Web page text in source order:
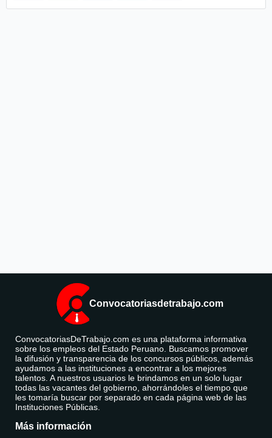
Convocatoriasdetrabajo.com
ConvocatoriasDeTrabajo.com es una plataforma informativa
sobre los empleos del Estado Peruano. Buscamos promover
la difusión y transparencia de los concursos públicos, además
ayudamos a las instituciones a encontrar a los mejores
talentos. A nuestros usuarios le brindamos en un solo lugar
todas las vacantes del gobierno, ahorrándoles el tiempo que
les tomaría buscar por separado en cada página web de las
Instituciones Públicas.
Más información